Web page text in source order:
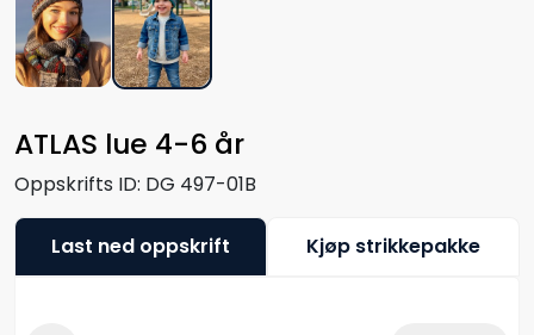
ATLAS lue 4-6 år
Oppskrifts ID: DG 497-01B
Last ned oppskrift Kjøp strikkepakke